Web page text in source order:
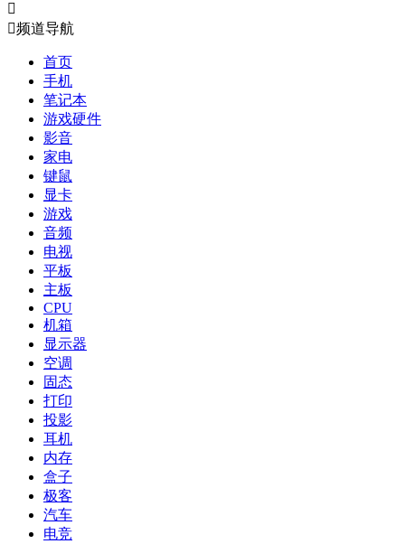

频道导航
首页
手机
笔记本
游戏硬件
影音
家电
键鼠
显卡
游戏
音频
电视
平板
主板
CPU
机箱
显示器
空调
固态
打印
投影
耳机
内存
盒子
极客
汽车
电竞